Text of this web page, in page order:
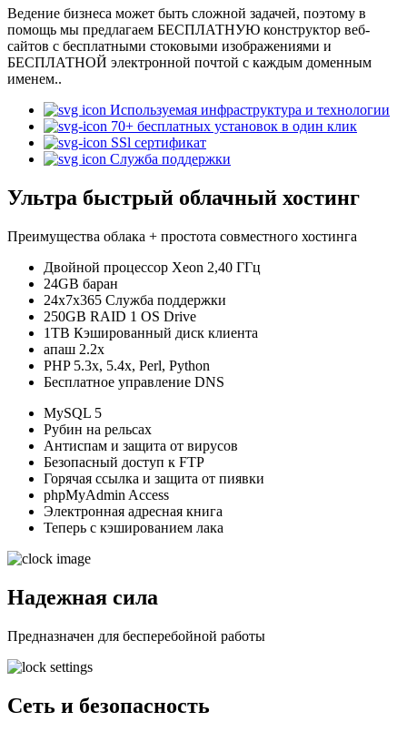
Ведение бизнеса может быть сложной задачей, поэтому в
помощь мы предлагаем БЕСПЛАТНУЮ конструктор веб-
сайтов с бесплатными стоковыми изображениями и
БЕСПЛАТНОЙ электронной почтой с каждым доменным
именем..
Используемая инфраструктура и технологии
70+ бесплатных установок в один клик
SSl сертификат
Служба поддержки
Ультра быстрый облачный хостинг
Преимущества облака + простота совместного хостинга
Двойной процессор Xeon 2,40 ГГц
24GB баран
24x7x365 Служба поддержки
250GB RAID 1 OS Drive
1TB Кэшированный диск клиента
апаш 2.2x
PHP 5.3x, 5.4x, Perl, Python
Бесплатное управление DNS
MySQL 5
Рубин на рельсах
Антиспам и защита от вирусов
Безопасный доступ к FTP
Горячая ссылка и защита от пиявки
phpMyAdmin Access
Электронная адресная книга
Теперь с кэшированием лака
Надежная сила
Предназначен для бесперебойной работы
Сеть и безопасность